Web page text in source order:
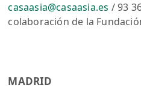
casaasia@casaasia.es / 93
colaboración de la
MADRID